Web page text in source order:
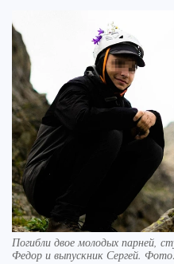
Погибли двое молодых парней,
Федор и выпускник Сергей.